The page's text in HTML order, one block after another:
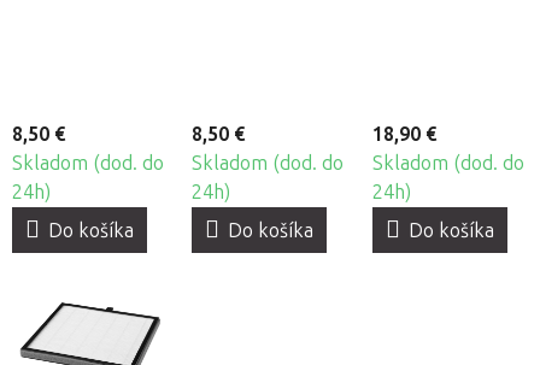
8,50 €
Skladom (dod. do
24h)
Do košíka
8,50 €
Skladom (dod. do
24h)
Do košíka
18,90 €
Skladom (dod. do
24h)
Do košíka